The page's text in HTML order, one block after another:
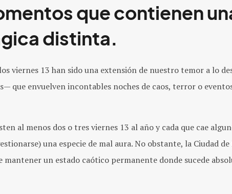
que contienen
distinta.
viernes 13 han sido una extensión de nuestro temor a lo
que envuelven incontables noches de caos, terror o
al menos dos o tres viernes 13 al año y cada que cae
una especie de mal aura. No obstante, la Ciudad de
mantener un estado caótico permanente donde sucede